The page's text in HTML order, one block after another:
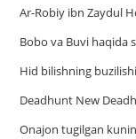
Ar-Robiy ibn Zaydul
Bobo va Buvi haqida
Hid bilishning buzilishi
Deadhunt New
Onajon tugilgan